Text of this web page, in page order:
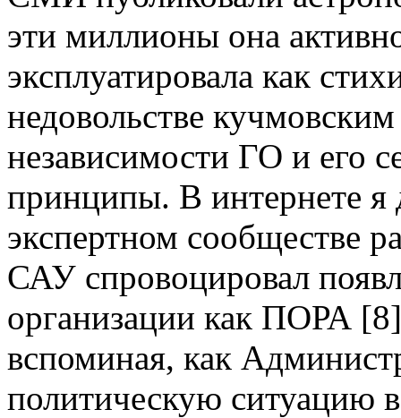
эти миллионы она
эксплуатировала как
недовольстве
независимости ГО и его
принципы. В интернете я
экспертном сообществе
САУ спровоцировал
организации как ПОРА
вспоминая, как
политическую ситуацию